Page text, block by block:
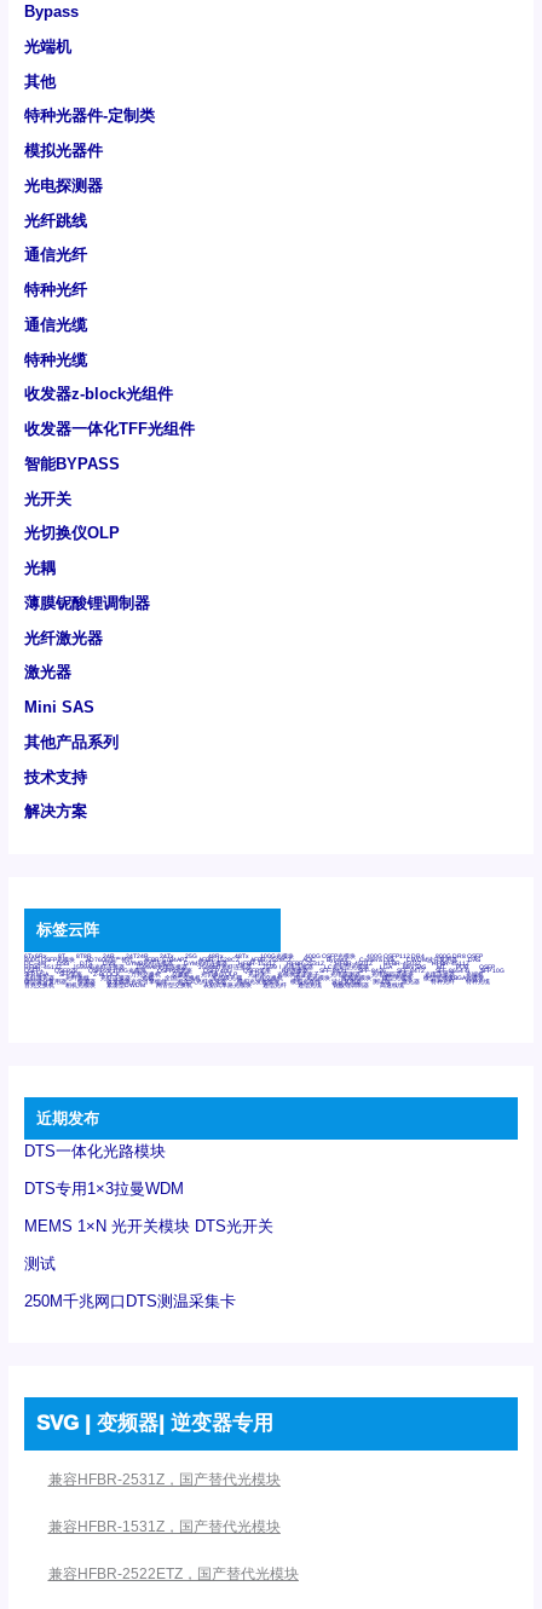
Bypass
光端机
其他
特种光器件-定制类
模拟光器件
光电探测器
光纤跳线
通信光纤
特种光纤
通信光缆
特种光缆
收发器z-block光组件
收发器一体化TFF光组件
智能BYPASS
光开关
光切换仪OLP
光耦
薄膜铌酸锂调制器
光纤激光器
激光器
Mini SAS
其他产品系列
技术支持
解决方案
标签云阵
6Tx6Rx 8T 8T8R 24R 24T24R 24Tx 25G 48Rx 48Tx 100G光模块 400G OSFP光模块 400G QSFP112 DR4 800G DR8 OSFP
800G OSFP光模块 AD7606国产替代 AFBR-57B4APZ AFBR-1528CZ AFBR-2528CZ AOC Bypass Camera Link CWDM波分复用器 DAS
DC~4M DSS DTS DVS GYMB光纤连接器 GYM光纤连接器 HFBR-1531Z HFBR-2531Z HFBR-4501Z HFBR-4503Z HFBR-4511Z
HFBR-4513Z J599A6光纤连接器 J599A8光电连接器 J599MT光纤连接器 J599Ⅰ光电连接器 LC超短型光模块 LGA Mini SAS MT POB QSFP
QSFP+ QSFP28 QSFP28 100G光模块 QSFP28笼座 QSFP 40G QSFP笼座 RP连接器 SFF-8431 SFF-8436 SFF-8472 SFF-8654 4i SFP 10G
SFP MSA SFP笼座 Z-BLOCK 万兆交换机 交换机 光切换仪OLP 光开关 光模块笼子座子 光电探测器 光电编码器模块 光电连接器 光端机
光纤激光器 光纤跳线 光纤连接器 光耦 全国产交换机 军品级光耦 千兆交换机 国产化光模块 射频光模块 微型光模块 微型可插拔BGA光模块
微型波分复用器 探测器 收发模块光学引擎组件 机架式光纤收发器 模拟光发射模块 模拟光器件 波分复用器 测试版 激光器 特种光纤 特种光缆
百兆交换机 相机光模块 紧凑型DWDM 网管型交换机 表贴式单路光模块 通信光纤 通信光缆 铌酸锂调制器 高速线缆
近期发布
DTS一体化光路模块
DTS专用1×3拉曼WDM
MEMS 1×N 光开关模块 DTS光开关
测试
250M千兆网口DTS测温采集卡
SVG | 变频器| 逆变器专用
兼容HFBR-2531Z，国产替代光模块
兼容HFBR-1531Z，国产替代光模块
兼容HFBR-2522ETZ，国产替代光模块